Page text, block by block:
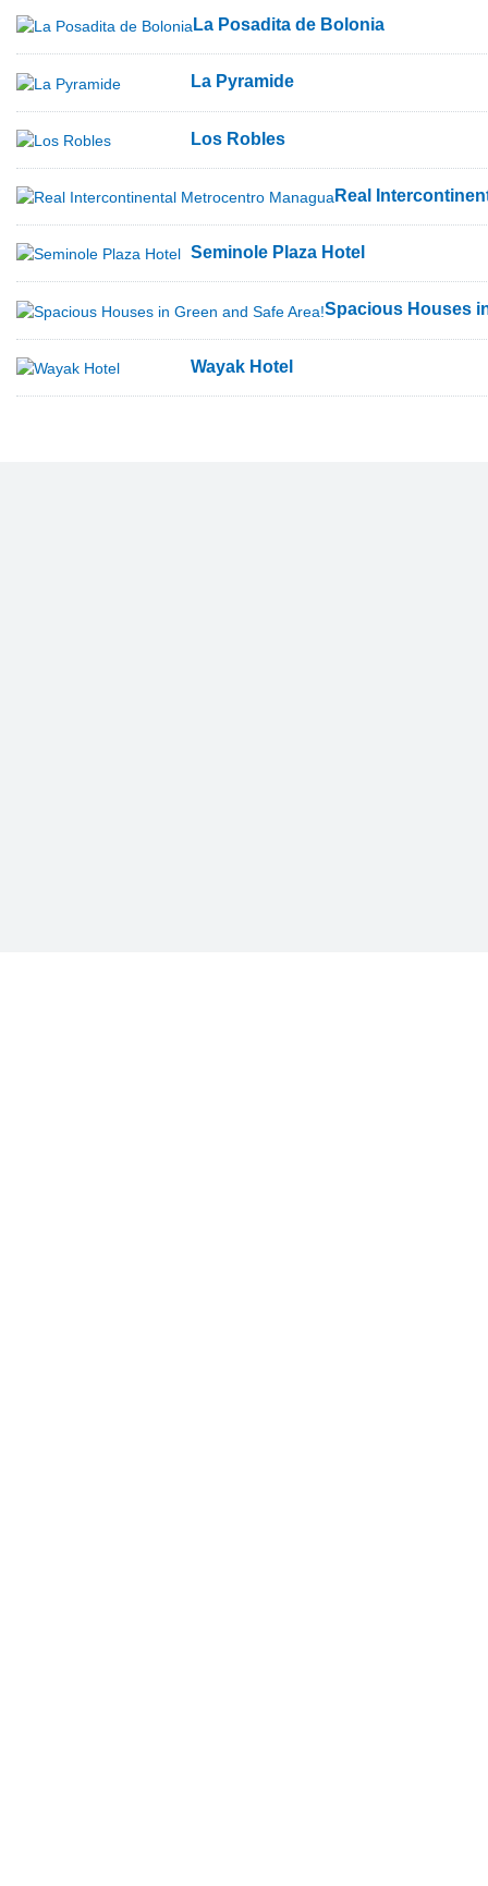
La Posadita de Bolonia
La Pyramide
Los Robles
Real
Seminole Plaza Hotel
Spacious Houses
Wayak Hotel